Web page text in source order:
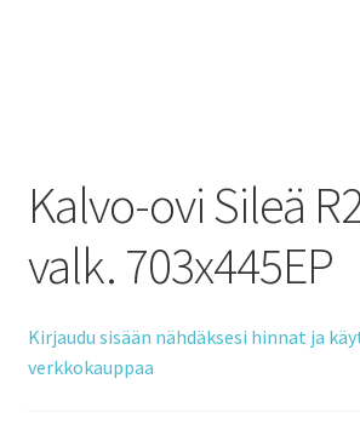
Kalvo-ovi Sileä
valk. 703x445EP
Kirjaudu sisään nähdäksesi hinnat ja
verkkokauppaa